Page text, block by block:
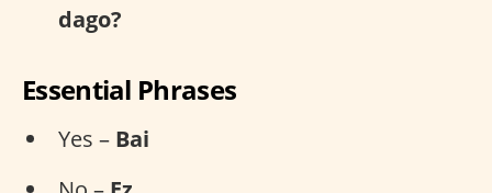
dago?
Essential Phrases
Yes – Bai